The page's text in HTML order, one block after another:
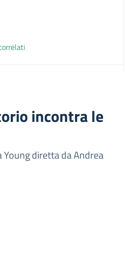
incontra le
diretta da Andrea